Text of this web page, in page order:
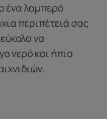
ένα λαμπερό
περιπέτειά σας
να
νερό και ήπιο